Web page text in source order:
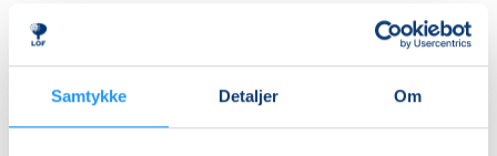
Samtykke Detaljer Om
fækalieudslip er DGI-Byens regler mht. børnenes
badetøj således:
Godkendte blebadebukser er obligatoriske for børn
Ledig-KBH
Ledig-FRB
DKK 923,00